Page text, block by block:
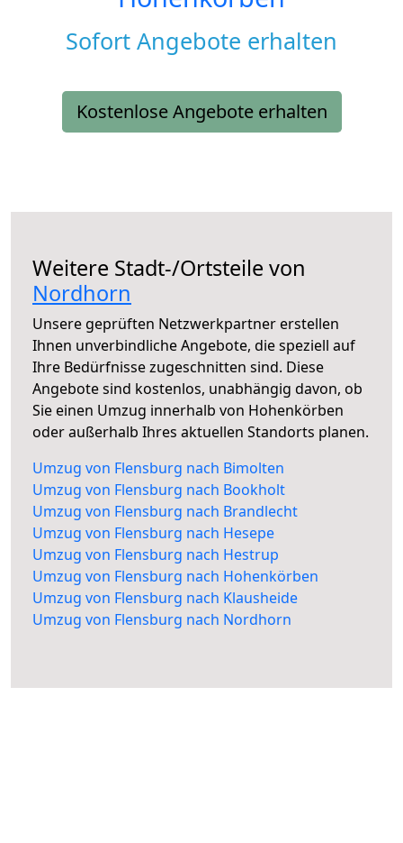
Sofort Angebote erhalten
Kostenlose Angebote erhalten
Weitere Stadt-/Ortsteile von
Nordhorn
Unsere geprüften Netzwerkpartner erstellen
Ihnen unverbindliche Angebote, die speziell auf
Ihre Bedürfnisse zugeschnitten sind. Diese
Angebote sind kostenlos, unabhängig davon, ob
Sie einen Umzug innerhalb von Hohenkörben
oder außerhalb Ihres aktuellen Standorts planen.
Umzug von Flensburg nach Bimolten
Umzug von Flensburg nach Bookholt
Umzug von Flensburg nach Brandlecht
Umzug von Flensburg nach Hesepe
Umzug von Flensburg nach Hestrup
Umzug von Flensburg nach Hohenkörben
Umzug von Flensburg nach Klausheide
Umzug von Flensburg nach Nordhorn